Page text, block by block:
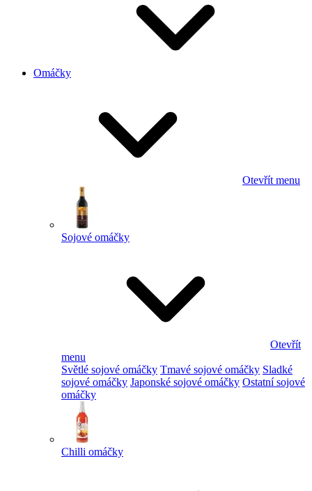
Omáčky
Otevřít menu
Sojové omáčky
Otevřít
menu
Světlé sojové omáčky Tmavé sojové omáčky Sladké
sojové omáčky Japonské sojové omáčky Ostatní sojové
omáčky
Chilli omáčky